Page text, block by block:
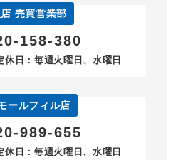
売買営業部
158-380
日：毎週火曜日、水曜日
ールフィル店
989-655
日：毎週火曜日、水曜日